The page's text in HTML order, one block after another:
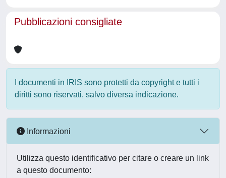
Pubblicazioni consigliate
I documenti in IRIS sono protetti da copyright e tutti i
diritti sono riservati, salvo diversa indicazione.
Informazioni
Utilizza questo identificativo per citare o creare un link
a questo documento: